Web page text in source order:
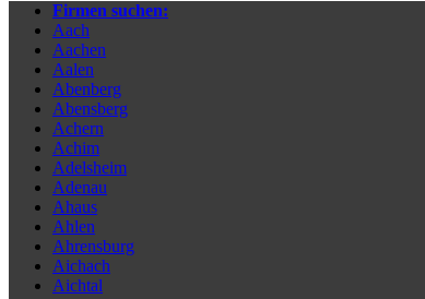
Firmen suchen:
Aach
Aachen
Aalen
Abenberg
Abensberg
Achern
Achim
Adelsheim
Adenau
Ahaus
Ahlen
Ahrensburg
Aichach
Aichtal